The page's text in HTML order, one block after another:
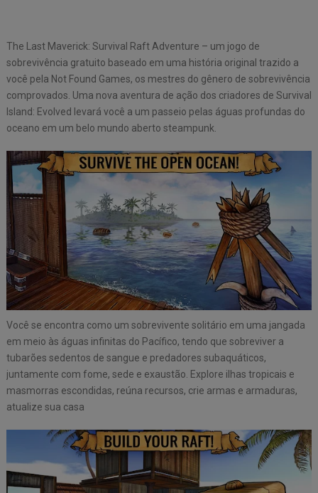
The Last Maverick: Survival Raft Adventure – um jogo de
sobrevivência gratuito baseado em uma história original trazido a
você pela Not Found Games, os mestres do gênero de sobrevivência
comprovados. Uma nova aventura de ação dos criadores de Survival
Island: Evolved levará você a um passeio pelas águas profundas do
oceano em um belo mundo aberto steampunk.
Você se encontra como um sobrevivente solitário em uma jangada
em meio às águas infinitas do Pacífico, tendo que sobreviver a
tubarões sedentos de sangue e predadores subaquáticos,
juntamente com fome, sede e exaustão. Explore ilhas tropicais e
masmorras escondidas, reúna recursos, crie armas e armaduras,
atualize sua casa